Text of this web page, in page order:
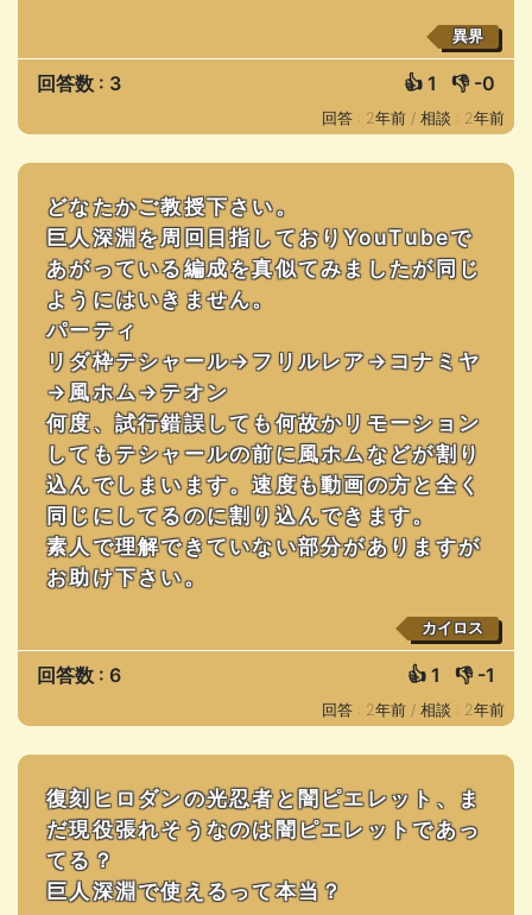
異界
回答数 : 3 👍 1 👎 -0
回答 : 2年前 / 相談 : 2年前
どなたかご教授下さい。
巨人深淵を周回目指しておりYouTubeで
あがっている編成を真似てみましたが同じ
ようにはいきません。
パーティ
リダ枠テシャール→フリルレア→コナミヤ
→風ホム→テオン
何度、試行錯誤しても何故かリモーション
してもテシャールの前に風ホムなどが割り
込んでしまいます。速度も動画の方と全く
同じにしてるのに割り込んできます。
素人で理解できていない部分がありますが
お助け下さい。
カイロス
回答数 : 6 👍 1 👎 -1
回答 : 2年前 / 相談 : 2年前
復刻ヒロダンの光忍者と闇ピエレット、ま
だ現役張れそうなのは闇ピエレットであっ
てる？
巨人深淵で使えるって本当？